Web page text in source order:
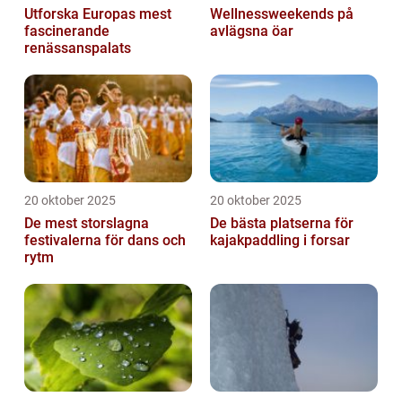
Utforska Europas mest
fascinerande
renässanspalats
Wellnessweekends på
avlägsna öar
20 oktober 2025
De mest storslagna
festivalerna för dans och
rytm
20 oktober 2025
De bästa platserna för
kajakpaddling i forsar